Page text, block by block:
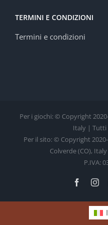
TERMINI E CONDIZIONI
Termini e condizioni
Per i giochi: © Copyright
Italy | Tutti
Per il sito: © Copyright
Colverde (CO),
P.IVA: